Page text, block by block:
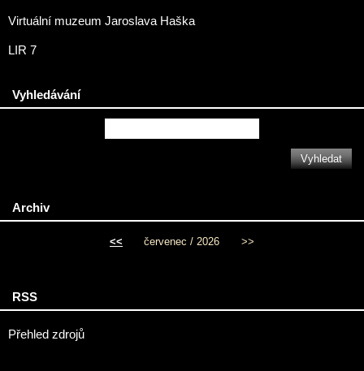
Virtuální muzeum Jaroslava Haška
LIR 7
Vyhledávání
Archiv
<< červenec / 2026 >>
RSS
Přehled zdrojů